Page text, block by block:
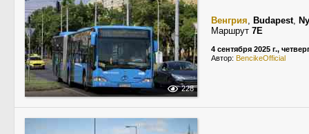
228
Венгрия, Budapest,
Маршрут 7E
4 сентября 2025 г.,
Автор: BencikeOfficial